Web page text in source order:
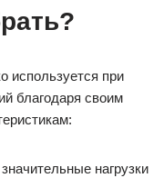
используется при
благодаря своим
нагрузки